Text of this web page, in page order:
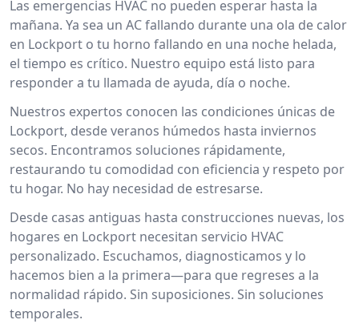
Las emergencias HVAC no pueden esperar hasta la
mañana. Ya sea un AC fallando durante una ola de calor
en Lockport o tu horno fallando en una noche helada,
el tiempo es crítico. Nuestro equipo está listo para
responder a tu llamada de ayuda, día o noche.
Nuestros expertos conocen las condiciones únicas de
Lockport, desde veranos húmedos hasta inviernos
secos. Encontramos soluciones rápidamente,
restaurando tu comodidad con eficiencia y respeto por
tu hogar. No hay necesidad de estresarse.
Desde casas antiguas hasta construcciones nuevas, los
hogares en Lockport necesitan servicio HVAC
personalizado. Escuchamos, diagnosticamos y lo
hacemos bien a la primera—para que regreses a la
normalidad rápido. Sin suposiciones. Sin soluciones
temporales.